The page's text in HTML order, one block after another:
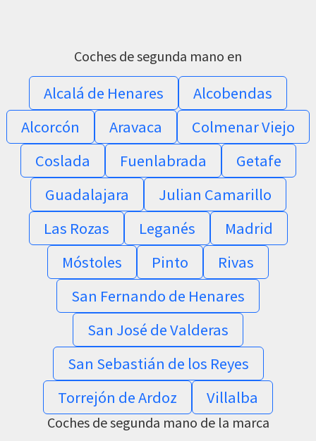
Coches de segunda mano en
Alcalá de Henares
Alcobendas
Alcorcón
Aravaca
Colmenar Viejo
Coslada
Fuenlabrada
Getafe
Guadalajara
Julian Camarillo
Las Rozas
Leganés
Madrid
Móstoles
Pinto
Rivas
San Fernando de Henares
San José de Valderas
San Sebastián de los Reyes
Torrejón de Ardoz
Villalba
Coches de segunda mano de la marca